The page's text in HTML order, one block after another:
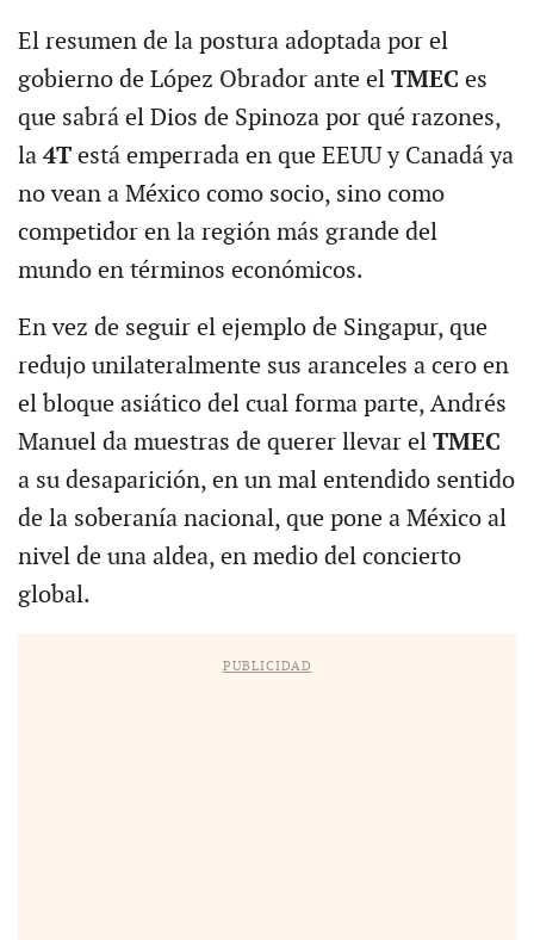
El resumen de la postura adoptada por el
gobierno de López Obrador ante el TMEC es
que sabrá el Dios de Spinoza por qué razones,
la 4Testá emperrada en que EEUU y Canadá ya
no vean a México como socio, sino como
competidor en la región más grande del
mundo en términos económicos.
En vez de seguir el ejemplo de Singapur, que
redujo unilateralmente sus aranceles a cero en
el bloque asiático del cual forma parte, Andrés
Manuel da muestras de querer llevar el TMEC
a su desaparición, en un mal entendido sentido
de la soberanía nacional, que pone a México al
nivel de una aldea, en medio del concierto
global.
PUBLICIDAD